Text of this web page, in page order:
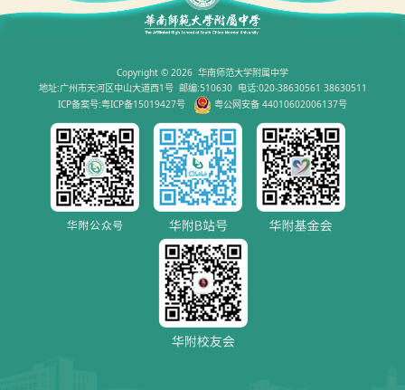
Copyright © 2026 华南师范大学附属中学
地址:广州市天河区中山大道西1号 邮编:510630 电话:020-38630561 38630511
ICP备案号:粤ICP备15019427号
粤公网安备 44010602006137号